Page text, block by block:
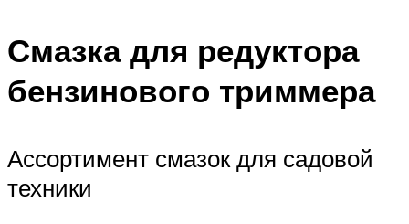
Смазка для редуктора
бензинового триммера
Ассортимент смазок для садовой
техники